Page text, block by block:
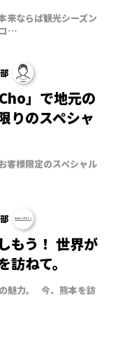
来ならば観光シーズン
…
」で地元の
りのスペシャ
様限定のスペシャル
もう！ 世界が
ねて。
魅力。 今、熊本を訪